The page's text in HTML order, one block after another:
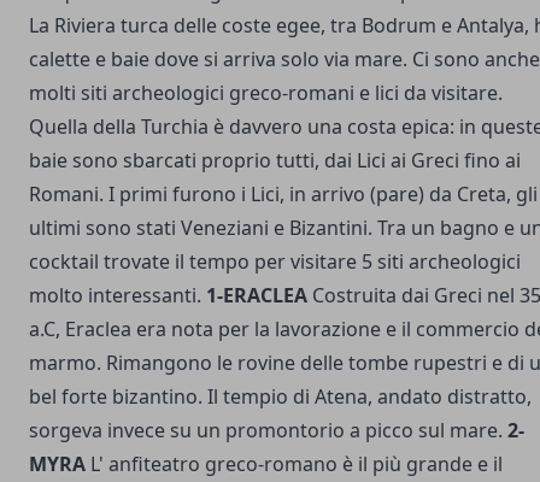
La Riviera turca delle coste egee, tra Bodrum e Antalya,
calette e baie dove si arriva solo via mare. Ci sono anche
molti siti archeologici greco-romani e lici da visitare.
Quella della Turchia è davvero una costa epica: in
baie sono sbarcati proprio tutti, dai Lici ai Greci fino ai
Romani. I primi furono i Lici, in arrivo (pare) da Creta, gli
ultimi sono stati Veneziani e Bizantini. Tra un bagno e
cocktail trovate il tempo per visitare 5 siti archeologici
molto interessanti. 1-ERACLEA Costruita dai Greci nel
a.C, Eraclea era nota per la lavorazione e il commercio
marmo. Rimangono le rovine delle tombe rupestri e di
bel forte bizantino. Il tempio di Atena, andato distratto,
sorgeva invece su un promontorio a picco sul mare. 2-
MYRA L' anfiteatro greco-romano è il più grande e il